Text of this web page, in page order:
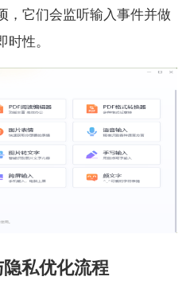
，它们会监听输入事件并做
性。
私优化流程